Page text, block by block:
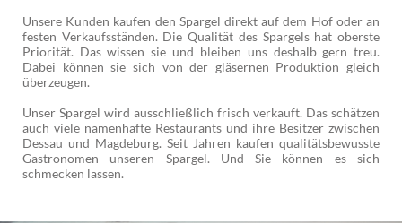
Unsere Kunden kaufen den Spargel direkt auf dem Hof oder an
festen Verkaufsständen. Die Qualität des Spargels hat oberste
Priorität. Das wissen sie und bleiben uns deshalb gern treu.
Dabei können sie sich von der gläsernen Produktion gleich
überzeugen.
Unser Spargel wird ausschließlich frisch verkauft. Das schätzen
auch viele namenhafte Restaurants und ihre Besitzer zwischen
Dessau und Magdeburg. Seit Jahren kaufen qualitätsbewusste
Gastronomen unseren Spargel. Und Sie können es sich
schmecken lassen.